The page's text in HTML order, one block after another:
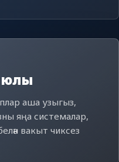
юлы
аша узыгыз,
яңа системалар,
вакыт чиксез